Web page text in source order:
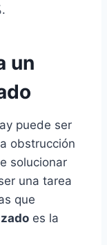
un
puede ser
obstrucción
solucionar
una tarea
que
es la